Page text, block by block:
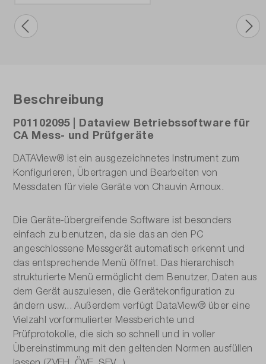
Beschreibung
P01102095 | Dataview Betriebssoftware für
CA Mess- und Prüfgeräte
DATAView® ist ein ausgezeichnetes Instrument zum
Konfigurieren, Übertragen und Bearbeiten von
Messdaten für viele Geräte von Chauvin Arnoux.
Die Geräte-übergreifende Software ist besonders
einfach zu benutzen, da sie das an den PC
angeschlossene Messgerät automatisch erkennt und
das entsprechende Menü öffnet. Das hierarchisch
strukturierte Menü ermöglicht dem Benutzer, Daten aus
dem Gerät auszulesen, die Gerätekonfiguration zu
ändern usw... Außerdem verfügt DataView® über eine
Vielzahl vorformulierter Messberichte und
Prüfprotokolle, die sich so schnell und in voller
Übereinstimmung mit den geltenden Normen ausfüllen